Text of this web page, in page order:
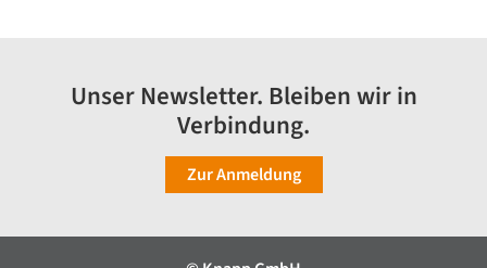
Unser Newsletter. Bleiben wir in
Verbindung.
Zur Anmeldung